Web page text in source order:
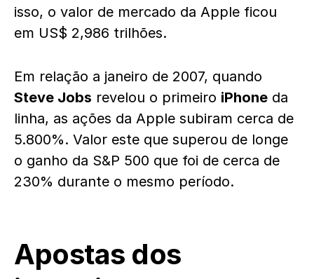
isso, o valor de mercado da Apple ficou
em US$ 2,986 trilhões.
Em relação a janeiro de 2007, quando
Steve Jobs revelou o primeiro iPhone da
linha, as ações da Apple subiram cerca de
5.800%. Valor este que superou de longe
o ganho da S&P 500 que foi de cerca de
230% durante o mesmo período.
Apostas dos